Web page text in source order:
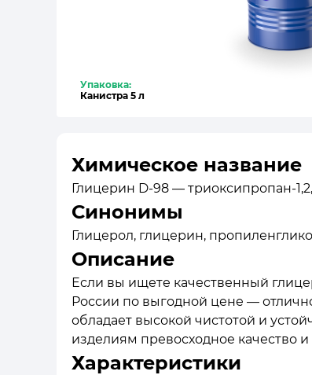
Упаковка:
Канистра 5 л
Химическое название
Глицерин D-98 — триоксипропан-
Синонимы
Глицерол, глицерин,
Описание
Если вы ищете качественный
России по выгодной цене —
обладает высокой чистотой и
изделиям превосходное качество и
Характеристики